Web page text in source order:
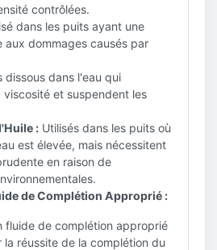
contrôlées.
dans les puits ayant une
aux dommages causés par
dissous dans l'eau qui
viscosité et suspendent les
: Utilisés dans les puits où
est élevée, mais nécessitent
en raison de
de Complétion Approprié :
fluide de complétion approprié
réussite de la complétion du